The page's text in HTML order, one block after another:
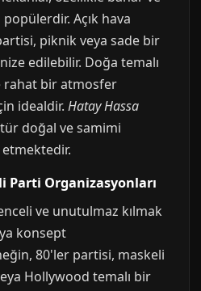
Açık hava
piknik veya sade bir
edilebilir. Doğa temalı
rahat bir atmosfer
idealdir. Hatay Hassa
doğal ve samimi
etmektedir.
Parti Organizasyonları
ve unutulmaz kılmak
konsept
80'ler partisi, maskeli
Hollywood temalı bir